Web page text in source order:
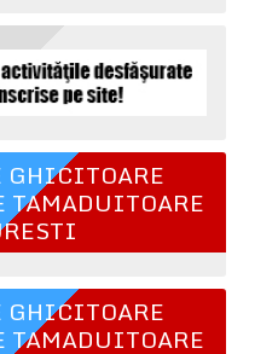
GHICITOARE
TAMADUITOARE
GHICITOARE
TAMADUITOARE